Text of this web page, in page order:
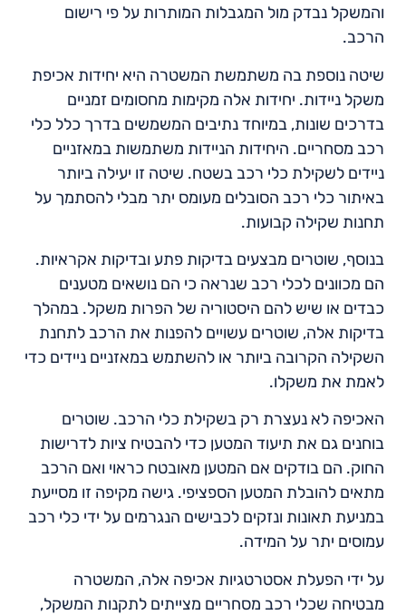
והמשקל נבדק מול המגבלות המותרות על פי רישום
הרכב.
שיטה נוספת בה משתמשת המשטרה היא יחידות אכיפת
משקל ניידות. יחידות אלה מקימות מחסומים זמניים
בדרכים שונות, במיוחד נתיבים המשמשים בדרך כלל כלי
רכב מסחריים. היחידות הניידות משתמשות במאזניים
ניידים לשקילת כלי רכב בשטח. שיטה זו יעילה ביותר
באיתור כלי רכב הסובלים מעומס יתר מבלי להסתמך על
תחנות שקילה קבועות.
בנוסף, שוטרים מבצעים בדיקות פתע ובדיקות אקראיות.
הם מכוונים לכלי רכב שנראה כי הם נושאים מטענים
כבדים או שיש להם היסטוריה של הפרות משקל. במהלך
בדיקות אלה, שוטרים עשויים להפנות את הרכב לתחנת
השקילה הקרובה ביותר או להשתמש במאזניים ניידים כדי
לאמת את משקלו.
האכיפה לא נעצרת רק בשקילת כלי הרכב. שוטרים
בוחנים גם את תיעוד המטען כדי להבטיח ציות לדרישות
החוק. הם בודקים אם המטען מאובטח כראוי ואם הרכב
מתאים להובלת המטען הספציפי. גישה מקיפה זו מסייעת
במניעת תאונות ונזקים לכבישים הנגרמים על ידי כלי רכב
עמוסים יתר על המידה.
על ידי הפעלת אסטרטגיות אכיפה אלה, המשטרה
מבטיחה שכלי רכב מסחריים מצייתים לתקנות המשקל,